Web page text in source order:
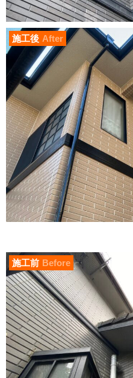
施工後 After
施工前 Before